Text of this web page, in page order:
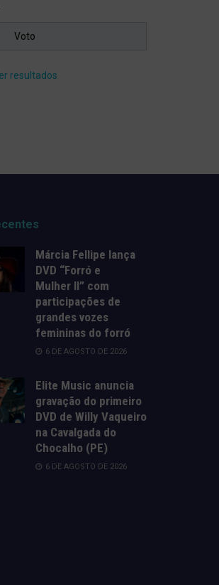
resultados
Márcia Fellipe lança
DVD “Forró e
Mulher II” com
participações de
grandes vozes
femininas do forró
6 DE AGOSTO DE 2026
Elite Music anuncia
gravação do primeiro
DVD de Willy Vaqueiro
na Cavalgada do
Chocalho (PE)
6 DE AGOSTO DE 2026